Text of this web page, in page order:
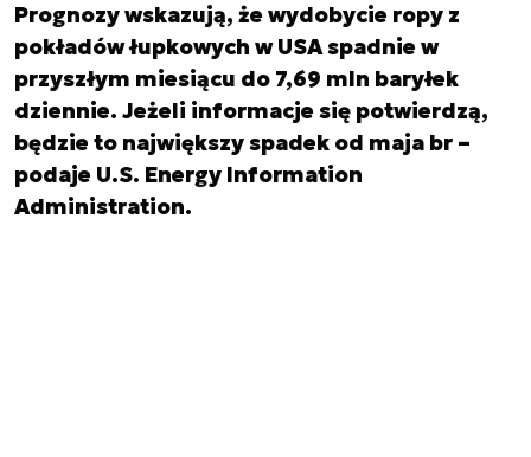
Prognozy wskazują, że wydobycie ropy z
pokładów łupkowych w USA spadnie w
przyszłym miesiącu do 7,69 mln baryłek
dziennie. Jeżeli informacje się potwierdzą,
będzie to największy spadek od maja br –
podaje U.S. Energy Information
Administration.